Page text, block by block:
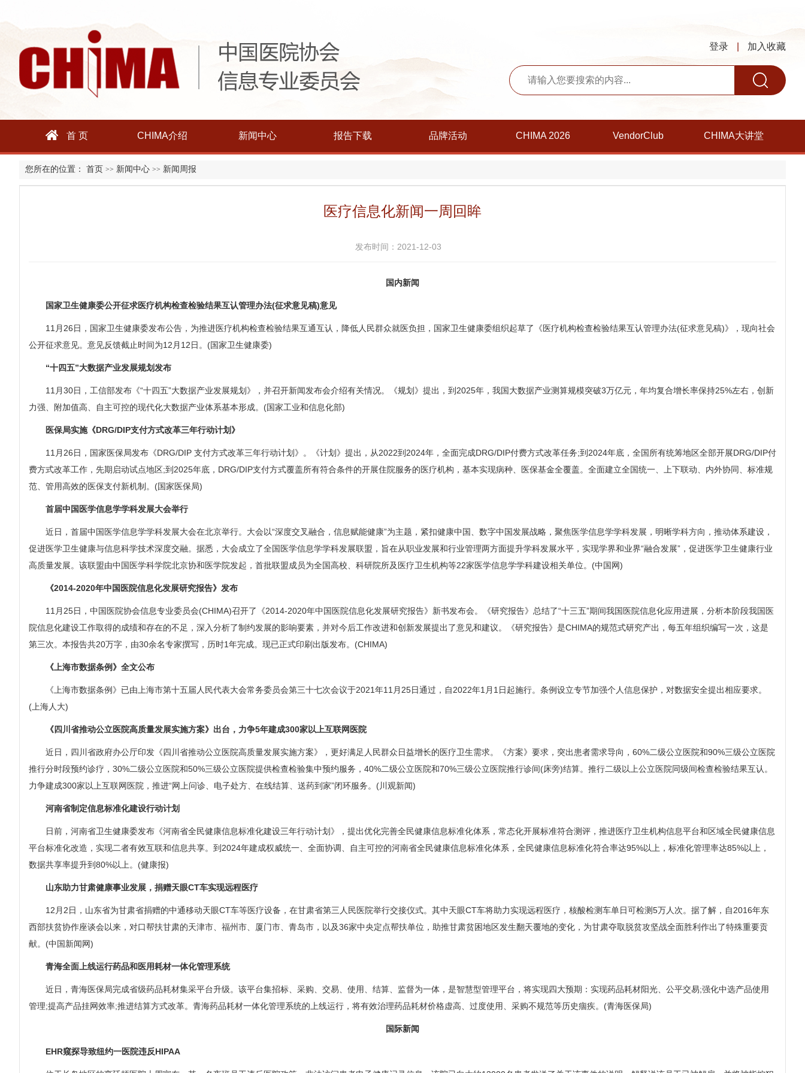
登录 加入收藏
首 页 CHIMA介绍 新闻中心 报告下载 品牌活动 CHIMA 2026 VendorClub CHIMA大讲堂
您所在的位置： 首页 >> 新闻中心 >> 新闻周报
医疗信息化新闻一周回眸
发布时间：2021-12-03
国内新闻
国家卫生健康委公开征求医疗机构检查检验结果互认管理办法(征求意见稿)意见
11月26日，国家卫生健康委发布公告，为推进医疗机构检查检验结果互通互认，降低人民群众就医负担，国家卫生健康委组织起草了《医疗机构检查检验结果互认管理办法(征求意见稿)》，现向社会
公开征求意见。意见反馈截止时间为12月12日。(国家卫生健康委)
“十四五”大数据产业发展规划发布
11月30日，工信部发布《“十四五”大数据产业发展规划》，并召开新闻发布会介绍有关情况。《规划》提出，到2025年，我国大数据产业测算规模突破3万亿元，年均复合增长率保持25%左右，创新
力强、附加值高、自主可控的现代化大数据产业体系基本形成。(国家工业和信息化部)
医保局实施《DRG/DIP支付方式改革三年行动计划》
11月26日，国家医保局发布《DRG/DIP 支付方式改革三年行动计划》。《计划》提出，从2022到2024年，全面完成DRG/DIP付费方式改革任务;到2024年底，全国所有统筹地区全部开展DRG/DIP付
费方式改革工作，先期启动试点地区;到2025年底，DRG/DIP支付方式覆盖所有符合条件的开展住院服务的医疗机构，基本实现病种、医保基金全覆盖。全面建立全国统一、上下联动、内外协同、标准规
范、管用高效的医保支付新机制。(国家医保局)
首届中国医学信息学学科发展大会举行
近日，首届中国医学信息学学科发展大会在北京举行。大会以“深度交叉融合，信息赋能健康”为主题，紧扣健康中国、数字中国发展战略，聚焦医学信息学学科发展，明晰学科方向，推动体系建设，
促进医学卫生健康与信息科学技术深度交融。据悉，大会成立了全国医学信息学学科发展联盟，旨在从职业发展和行业管理两方面提升学科发展水平，实现学界和业界“融合发展”，促进医学卫生健康行业
高质量发展。该联盟由中国医学科学院北京协和医学院发起，首批联盟成员为全国高校、科研院所及医疗卫生机构等22家医学信息学学科建设相关单位。(中国网)
《2014-2020年中国医院信息化发展研究报告》发布
11月25日，中国医院协会信息专业委员会(CHIMA)召开了《2014-2020年中国医院信息化发展研究报告》新书发布会。《研究报告》总结了“十三五”期间我国医院信息化应用进展，分析本阶段我国医
院信息化建设工作取得的成绩和存在的不足，深入分析了制约发展的影响要素，并对今后工作改进和创新发展提出了意见和建议。《研究报告》是CHIMA的规范式研究产出，每五年组织编写一次，这是
第三次。本报告共20万字，由30余名专家撰写，历时1年完成。现已正式印刷出版发布。(CHIMA)
《上海市数据条例》全文公布
《上海市数据条例》已由上海市第十五届人民代表大会常务委员会第三十七次会议于2021年11月25日通过，自2022年1月1日起施行。条例设立专节加强个人信息保护，对数据安全提出相应要求。
(上海人大)
《四川省推动公立医院高质量发展实施方案》出台，力争5年建成300家以上互联网医院
近日，四川省政府办公厅印发《四川省推动公立医院高质量发展实施方案》，更好满足人民群众日益增长的医疗卫生需求。《方案》要求，突出患者需求导向，60%二级公立医院和90%三级公立医院
推行分时段预约诊疗，30%二级公立医院和50%三级公立医院提供检查检验集中预约服务，40%二级公立医院和70%三级公立医院推行诊间(床旁)结算。推行二级以上公立医院同级间检查检验结果互认。
力争建成300家以上互联网医院，推进“网上问诊、电子处方、在线结算、送药到家”闭环服务。(川观新闻)
河南省制定信息标准化建设行动计划
日前，河南省卫生健康委发布《河南省全民健康信息标准化建设三年行动计划》，提出优化完善全民健康信息标准化体系，常态化开展标准符合测评，推进医疗卫生机构信息平台和区域全民健康信息
平台标准化改造，实现二者有效互联和信息共享。到2024年建成权威统一、全面协调、自主可控的河南省全民健康信息标准化体系，全民健康信息标准化符合率达95%以上，标准化管理率达85%以上，
数据共享率提升到80%以上。(健康报)
山东助力甘肃健康事业发展，捐赠天眼CT车实现远程医疗
12月2日，山东省为甘肃省捐赠的中通移动天眼CT车等医疗设备，在甘肃省第三人民医院举行交接仪式。其中天眼CT车将助力实现远程医疗，核酸检测车单日可检测5万人次。据了解，自2016年东
西部扶贫协作座谈会以来，对口帮扶甘肃的天津市、福州市、厦门市、青岛市，以及36家中央定点帮扶单位，助推甘肃贫困地区发生翻天覆地的变化，为甘肃夺取脱贫攻坚战全面胜利作出了特殊重要贡
献。(中国新闻网)
青海全面上线运行药品和医用耗材一体化管理系统
近日，青海医保局完成省级药品耗材集采平台升级。该平台集招标、采购、交易、使用、结算、监督为一体，是智慧型管理平台，将实现四大预期：实现药品耗材阳光、公平交易;强化中选产品使用
管理;提高产品挂网效率;推进结算方式改革。青海药品耗材一体化管理系统的上线运行，将有效治理药品耗材价格虚高、过度使用、采购不规范等历史痼疾。(青海医保局)
国际新闻
EHR窥探导致纽约一医院违反HIPAA